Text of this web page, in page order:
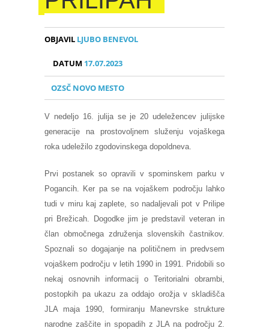
OBJAVIL LJUBO BENEVOL
DATUM 17.07.2023
OZSČ NOVO MESTO
V nedeljo 16. julija se je 20 udeležencev julijske
generacije na prostovoljnem služenju vojaškega
roka udeležilo zgodovinskega dopoldneva.
Prvi postanek so opravili v spominskem parku v
Pogancih. Ker pa se na vojaškem področju lahko
tudi v miru kaj zaplete, so nadaljevali pot v Prilipe
pri Brežicah. Dogodke jim je predstavil veteran in
član območnega združenja slovenskih častnikov.
Spoznali so dogajanje na političnem in predvsem
vojaškem področju v letih 1990 in 1991. Pridobili so
nekaj osnovnih informacij o Teritorialni obrambi,
postopkih pa ukazu za oddajo orožja v skladišča
JLA maja 1990, formiranju Manevrske strukture
narodne zaščite in spopadih z JLA na področju 2.